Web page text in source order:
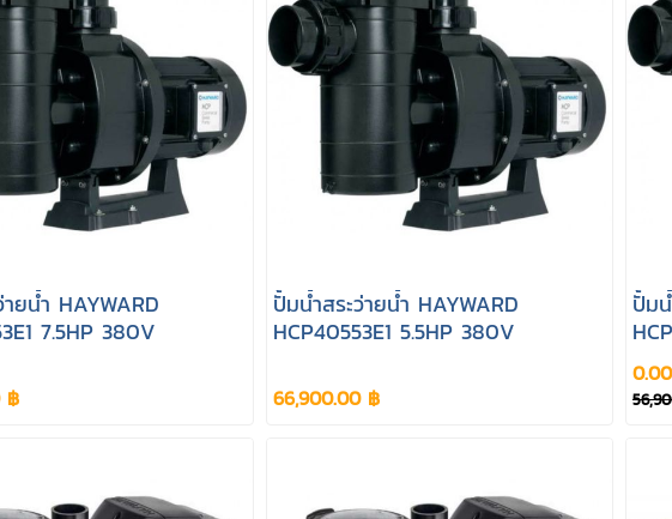
ยน้ำ HAYWARD
7.5HP 380V
฿
ปั้มน้ำสระว่ายน้ำ HAYWARD
HCP40553E1 5.5HP 380V
66,900.00 ฿
ปั้ม